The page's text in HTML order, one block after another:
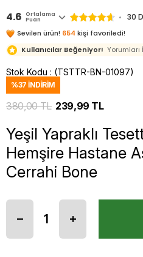
4.6 Ortalama
Puan 30
Sevilen ürün! 654 kişi favoriledi!
Kullanıcılar Beğeniyor! Yorumları
Stok Kodu (TSTTR-BN-01097)
%37 İNDIRIM
380,00 TL 239,99 TL
Yeşil Yapraklı
Hemşire Hastane
Cerrahi Bone